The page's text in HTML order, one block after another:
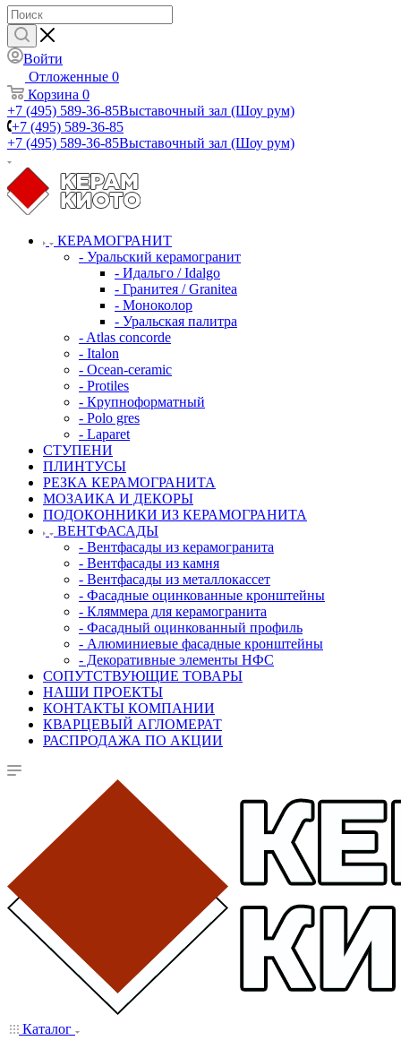
Войти
Отложенные 0
Корзина 0
+7 (495) 589-36-85Выставочный зал (Шоу рум)
+7 (495) 589-36-85
+7 (495) 589-36-85Выставочный зал (Шоу рум)
КЕРАМОГРАНИТ
- Уральский керамогранит
- Идальго / Idalgo
- Гранитея / Granitea
- Моноколор
- Уральская палитра
- Atlas concorde
- Italon
- Ocean-ceramic
- Protiles
- Крупноформатный
- Polo gres
- Laparet
СТУПЕНИ
ПЛИНТУСЫ
РЕЗКА КЕРАМОГРАНИТА
МОЗАИКА И ДЕКОРЫ
ПОДОКОННИКИ ИЗ КЕРАМОГРАНИТА
ВЕНТФАСАДЫ
- Вентфасады из керамогранита
- Вентфасады из камня
- Вентфасады из металлокассет
- Фасадные оцинкованные кронштейны
- Кляммера для керамогранита
- Фасадный оцинкованный профиль
- Алюминиевые фасадные кронштейны
- Декоративные элементы НФС
СОПУТСТВУЮЩИЕ ТОВАРЫ
НАШИ ПРОЕКТЫ
КОНТАКТЫ КОМПАНИИ
КВАРЦЕВЫЙ АГЛОМЕРАТ
РАСПРОДАЖА ПО АКЦИИ
Каталог